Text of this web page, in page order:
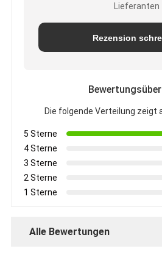
Lieferanten
Rezension
Die folgende Verteilung zeigt
5 Sterne
4 Sterne
3 Sterne
2 Sterne
1 Sterne
Alle Bewertungen